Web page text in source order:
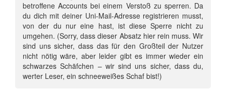
betroffene Accounts bei einem Verstoß zu sperren. Da
du dich mit deiner Uni-Mail-Adresse registrieren musst,
von der du nur eine hast, ist diese Sperre nicht zu
umgehen. (Sorry, dass dieser Absatz hier rein muss. Wir
sind uns sicher, dass das für den Großteil der Nutzer
nicht nötig wäre, aber leider gibt es immer wieder ein
schwarzes Schäfchen – wir sind uns sicher, dass du,
werter Leser, ein schneeweißes Schaf bist!)